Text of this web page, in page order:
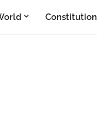
Constitution